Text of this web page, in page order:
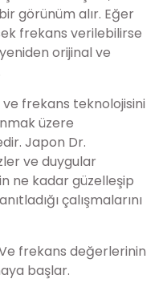
görünüm alır. Eğer
frekans verilebilirse
orijinal ve
ve frekans teknolojisini
üzere
Japon Dr.
ve duygular
ne kadar güzelleşip
çalışmalarını
frekans değerlerinin
başlar.